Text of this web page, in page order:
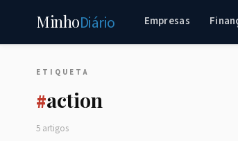
MinhoDiário Empresas
ETIQUETA
#action
5 artigos